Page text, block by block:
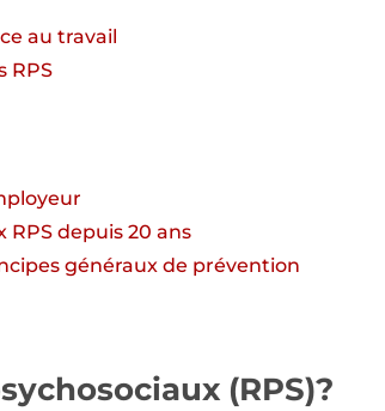
au travail
RPS
RPS depuis 20 ans
généraux de prévention
(RPS)?